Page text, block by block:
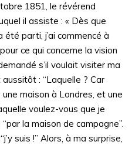
1851, le révérend
il assiste : « Dès que
parti, j’ai commencé à
ce qui concerne la vision
s’il voulait visiter ma
: “Laquelle ? Car
maison à Londres, et une
voulez-vous que je
la maison de campagne”.
suis !” Alors, à ma surprise,